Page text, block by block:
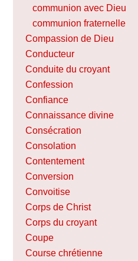
communion avec Dieu
communion fraternelle
Compassion de Dieu
Conducteur
Conduite du croyant
Confession
Confiance
Connaissance divine
Consécration
Consolation
Contentement
Conversion
Convoitise
Corps de Christ
Corps du croyant
Coupe
Course chrétienne